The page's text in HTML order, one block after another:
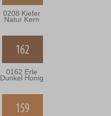
0208 Kiefer
Natur Kern
0162 Erle
Dunkel Honig